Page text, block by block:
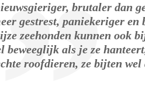
brutaler dan
gestrest, paniekeriger
zeehonden kunnen ook
beweeglijk als je ze
roofdieren, ze bijten wel